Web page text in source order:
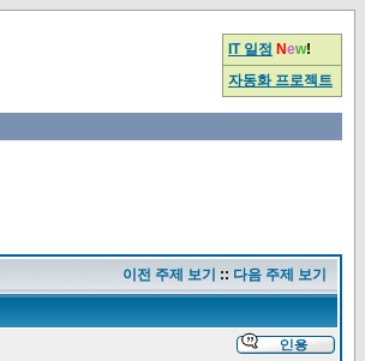
IT 일정 New!
자동화 프로젝트
이전 주제 보기 :: 다음 주제 보기